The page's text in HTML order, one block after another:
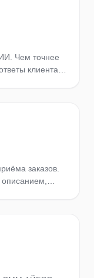
Чем точнее
клиентам.
заказов.